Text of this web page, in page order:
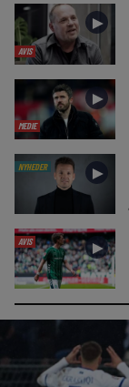
AVIS
►
MEDIE
►
NYHEDER ►
AVIS ►